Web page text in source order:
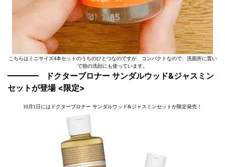
こちらはミニサイズ4本セットのうちのひとつなのですが、コンパクトなので、洗面所に置い
て朝の洗顔にも使っています。
ドクターブロナー サンダルウッド&ジャスミン
セットが登場 <限定>
10月1日にはドクターブロナー サンダルウッド&ジャスミンセットが限定発売！